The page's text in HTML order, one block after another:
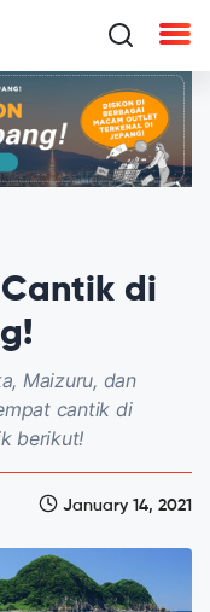
di
Maizuru, dan
cantik di
berikut!
January 14, 2021